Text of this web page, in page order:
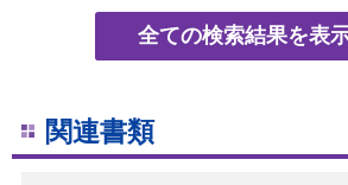
関連書類